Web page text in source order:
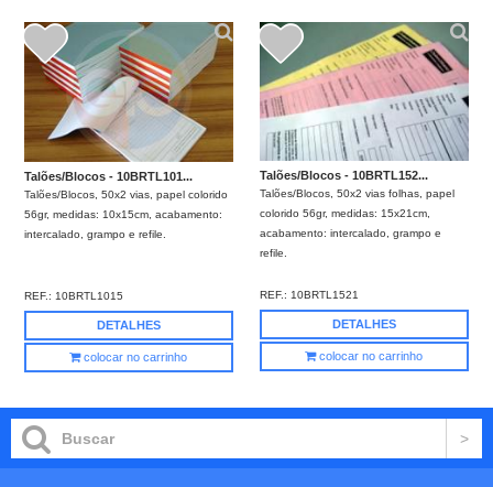
Talões/Blocos - 10BRTL101...
Talões/Blocos, 50x2 vias, papel colorido
56gr, medidas: 10x15cm, acabamento:
intercalado, grampo e refile.
REF.: 10BRTL1015
DETALHES
colocar no carrinho
Talões/Blocos - 10BRTL152...
Talões/Blocos, 50x2 vias folhas, papel
colorido 56gr, medidas: 15x21cm,
acabamento: intercalado, grampo e
refile.
REF.: 10BRTL1521
DETALHES
colocar no carrinho